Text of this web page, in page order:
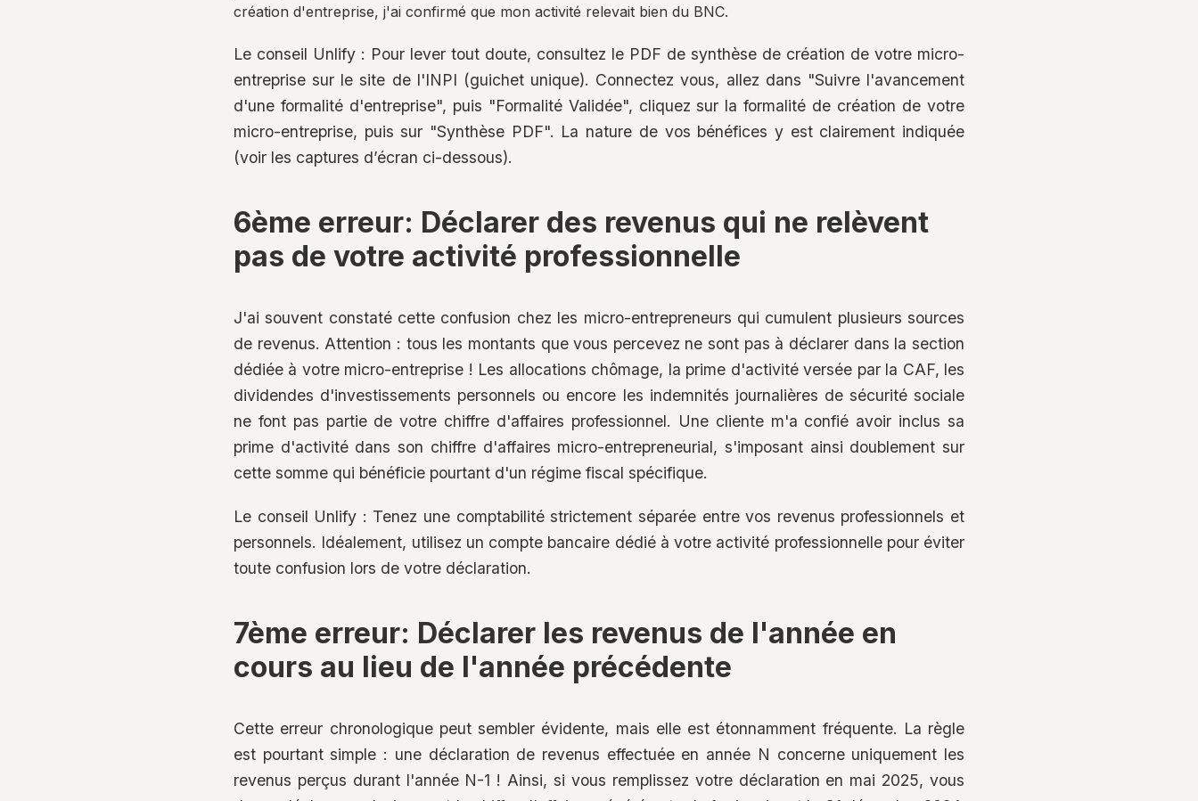
création d'entreprise, j'ai confirmé que mon activité relevait bien du BNC.
Le conseil Unlify : Pour lever tout doute, consultez le PDF de synthèse de création de votre micro-
entreprise sur le site de l'INPI (guichet unique). Connectez vous, allez dans "Suivre l'avancement
d'une formalité d'entreprise", puis "Formalité Validée", cliquez sur la formalité de création de votre
micro-entreprise, puis sur "Synthèse PDF". La nature de vos bénéfices y est clairement indiquée
(voir les captures d’écran ci-dessous).
6ème erreur: Déclarer des revenus qui ne relèvent
pas de votre activité professionnelle
J'ai souvent constaté cette confusion chez les micro-entrepreneurs qui cumulent plusieurs sources
de revenus. Attention : tous les montants que vous percevez ne sont pas à déclarer dans la section
dédiée à votre micro-entreprise ! Les allocations chômage, la prime d'activité versée par la CAF, les
dividendes d'investissements personnels ou encore les indemnités journalières de sécurité sociale
ne font pas partie de votre chiffre d'affaires professionnel. Une cliente m'a confié avoir inclus sa
prime d'activité dans son chiffre d'affaires micro-entrepreneurial, s'imposant ainsi doublement sur
cette somme qui bénéficie pourtant d'un régime fiscal spécifique.
Le conseil Unlify : Tenez une comptabilité strictement séparée entre vos revenus professionnels et
personnels. Idéalement, utilisez un compte bancaire dédié à votre activité professionnelle pour éviter
toute confusion lors de votre déclaration.
7ème erreur: Déclarer les revenus de l'année en
cours au lieu de l'année précédente
Cette erreur chronologique peut sembler évidente, mais elle est étonnamment fréquente. La règle
est pourtant simple : une déclaration de revenus effectuée en année N concerne uniquement les
revenus perçus durant l'année N-1 ! Ainsi, si vous remplissez votre déclaration en mai 2025, vous